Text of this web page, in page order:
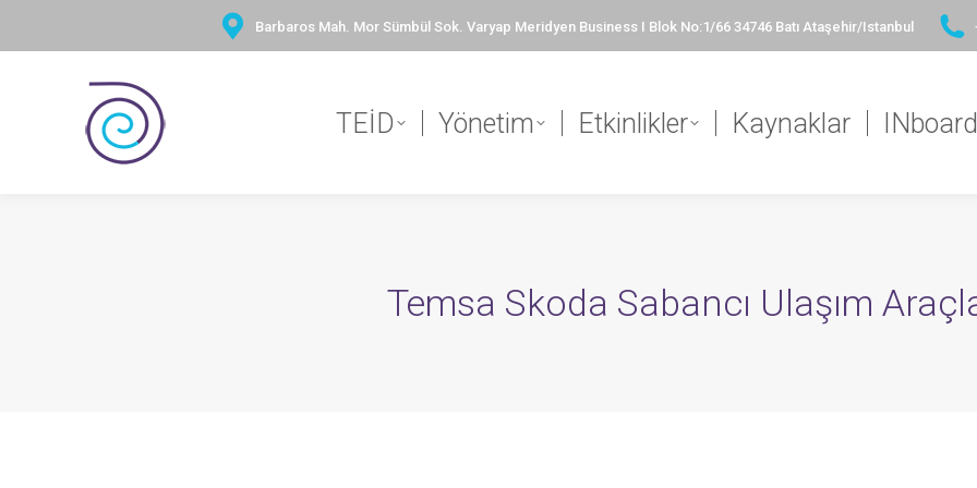
Barbaros Mah. Mor Sümbül Sok. Varyap Meridyen Business I Blok No:1/66 34746 Batı Ataşehir/Istanbul
TEİD Yönetim Etkinlikler Kaynaklar INboard
Temsa Skoda Sabancı Ulaşım